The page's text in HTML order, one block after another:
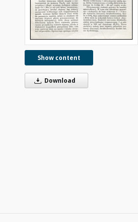
Show content
Download